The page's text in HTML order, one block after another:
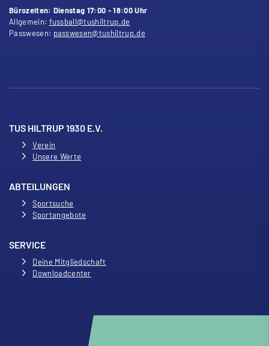
Bürozeiten: Dienstag 17:00 - 18:00 Uhr
Allgemein: fussball@tushiltrup.de
Passwesen: passwesen@tushiltrup.de
TUS HILTRUP 1930 E.V.
Verein
Unsere Werte
ABTEILUNGEN
Sportsuche
Sportangebote
SERVICE
Deine Mitgliedschaft
Downloadcenter